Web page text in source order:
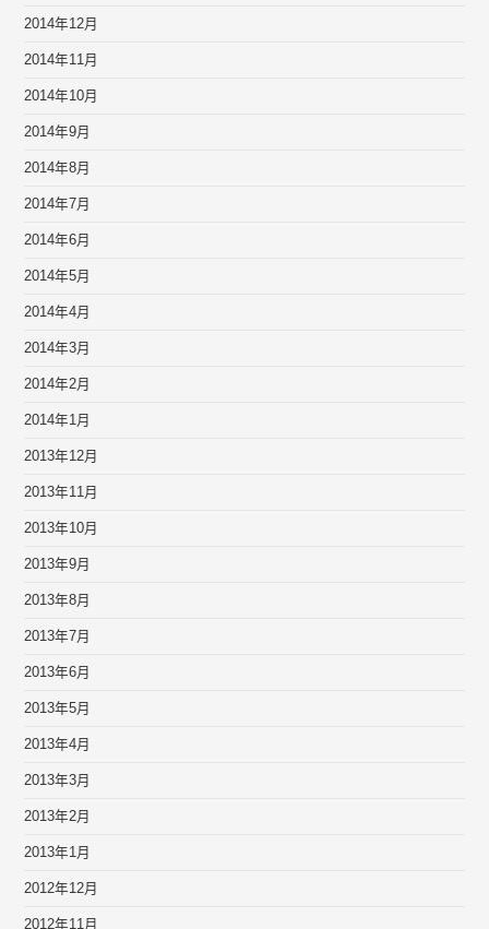
2014年12月
2014年11月
2014年10月
2014年9月
2014年8月
2014年7月
2014年6月
2014年5月
2014年4月
2014年3月
2014年2月
2014年1月
2013年12月
2013年11月
2013年10月
2013年9月
2013年8月
2013年7月
2013年6月
2013年5月
2013年4月
2013年3月
2013年2月
2013年1月
2012年12月
2012年11月